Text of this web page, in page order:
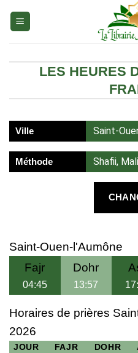
LES HEURES
Ville Saint-
Méthode Shafii,
Saint-Ouen-l'Aumône
Fajr
04:45
Dohr
13:57
Horaires de prières
2026
JOUR FAJR DOHR